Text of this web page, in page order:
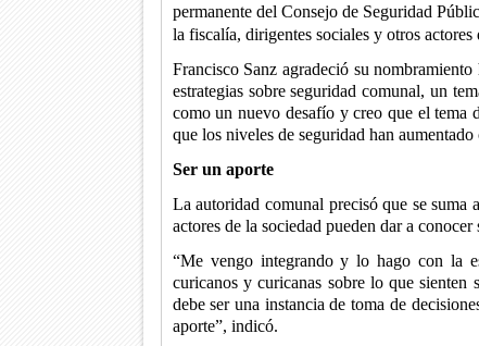
permanente del Consejo de Seguridad
la fiscalía, dirigentes sociales y otros
Francisco Sanz agradeció su nombramiento
estrategias sobre seguridad comunal, un
como un nuevo desafío y creo que el tema
que los niveles de seguridad han
Ser un aporte
La autoridad comunal precisó que se suma
actores de la sociedad pueden dar a conocer
“Me vengo integrando y lo hago con la
curicanos y curicanas sobre lo que sienten
debe ser una instancia de toma de
aporte”, indicó.